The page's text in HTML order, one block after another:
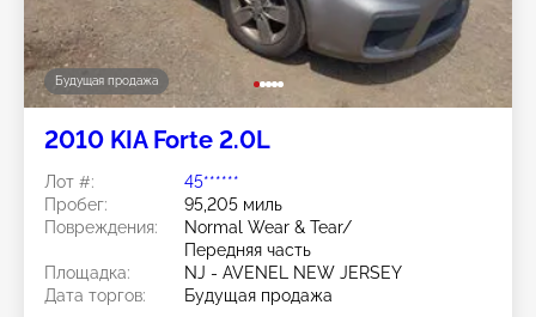
Будущая продажа
2010 KIA Forte 2.0L
Лот #:
45******
Пробег:
95,205 миль
Повреждения:
Normal Wear & Tear/
Передняя часть
Площадка:
NJ - AVENEL NEW JERSEY
Дата торгов:
Будущая продажа